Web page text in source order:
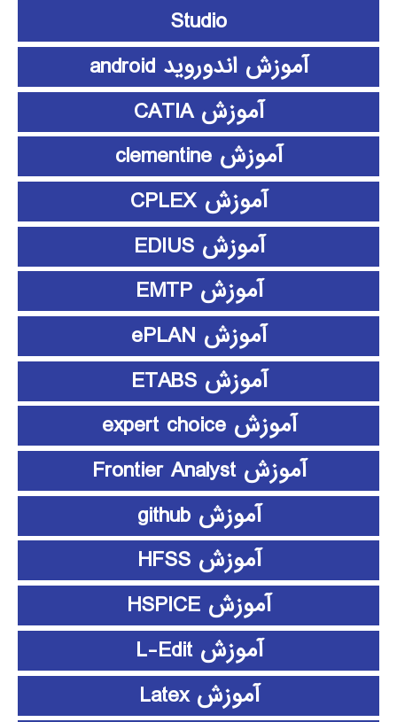
Studio
آموزش اندوروید android
آموزش CATIA
آموزش clementine
آموزش CPLEX
آموزش EDIUS
آموزش EMTP
آموزش ePLAN
آموزش ETABS
آموزش expert choice
آموزش Frontier Analyst
آموزش github
آموزش HFSS
آموزش HSPICE
آموزش L-Edit
آموزش Latex